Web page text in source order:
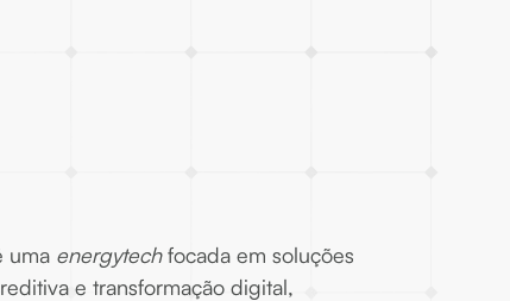
uma energytechfocada em soluções
e transformação digital,